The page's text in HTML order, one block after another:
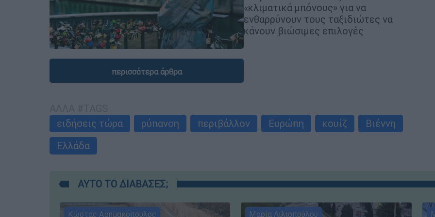
«κλιματικά μπόνους» για να
ενθαρρύνουν τους ταξιδιώτες να
κάνουν βιώσιμες επιλογές
περισσότερα άρθρα
ειδήσεις τώρα
ρύπανση περιβάλλον Ευρώπη κουίζ
Βιέννη
Ελλάδα
ΑΥΤΟ ΤΟ ΔΙΑΒΑΣΕΣ;
Κώστας Ασημακόπουλος Μαρία Λιλιοπούλου